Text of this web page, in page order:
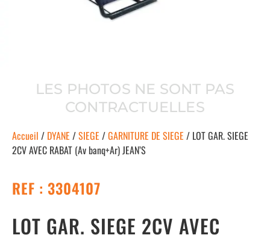
LES PHOTOS NE SONT PAS
CONTRACTUELLES
Accueil / DYANE /SIEGE /GARNITURE DE SIEGE / LOT GAR. SIEGE
2CV AVEC RABAT (Av banq+Ar) JEAN’S
REF : 3304107
LOT GAR. SIEGE 2CV AVEC